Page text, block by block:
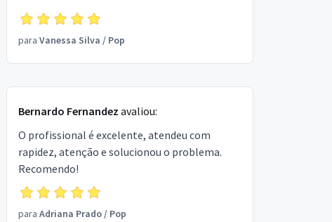
para Vanessa Silva / Pop
Bernardo Fernandez avaliou:
O profissional é excelente, atendeu com
rapidez, atenção e solucionou o problema.
Recomendo!
para Adriana Prado/ Pop